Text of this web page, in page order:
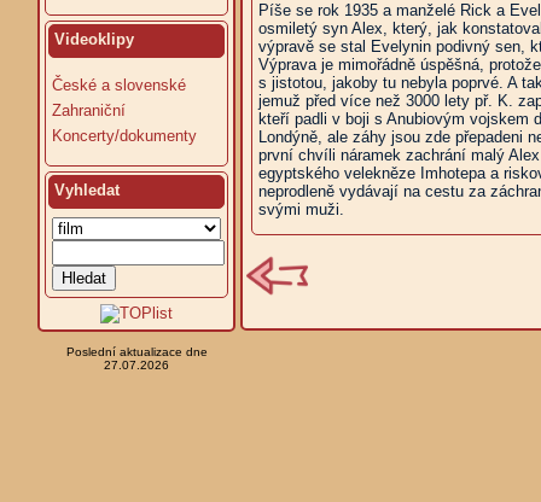
Videoklipy
České a slovenské
Zahraniční
Koncerty/dokumenty
Vyhledat
Poslední aktualizace dne
27.07.2026
Píše se rok 1935 a manželé Rick a
osmiletý syn Alex, který, jak
výpravě se stal Evelynin podivný sen,
Výprava je mimořádně úspěšná,
s jistotou, jakoby tu nebyla poprvé. A
jemuž před více než 3000 lety př. K.
kteří padli v boji s Anubiovým vojskem
Londýně, ale záhy jsou zde přepadeni
první chvíli náramek zachrání malý
egyptského velekněze Imhotepa a
neprodleně vydávají na cestu za
svými muži.